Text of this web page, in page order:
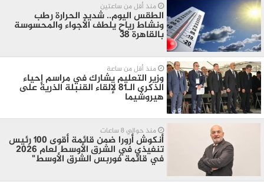
منذ أقل من ساعتين
الطقس اليوم.. شديد الحرارة رطب
ونشاط رياح يلطف الأجواء والمحسوسة
بالقاهرة 38
منذ أقل من ساعة
وزير التعليم يشارك في مراسم إحياء
الذكرى الـ81 لإلقاء القنبلة الذرية على
هيروشيما
منذ حوالي 8 ساعات
أنكوش أرورا ضمن قائمة أقوى 100 رئيس
تنفيذي في الشرق الأوسط لعام 2026
في قائمة فوربس الشرق الأوسط"